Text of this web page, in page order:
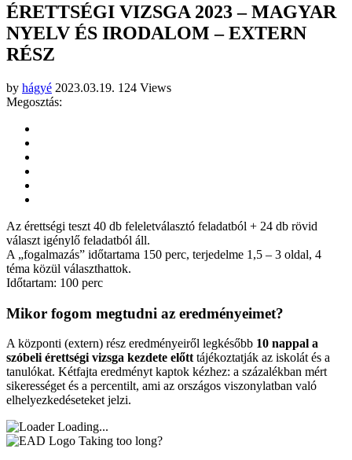
ÉRETTSÉGI VIZSGA 2023 – MAGYAR
NYELV ÉS IRODALOM – EXTERN
RÉSZ
by hágyé 2023.03.19. 124 Views
Megosztás:
Az érettségi teszt 40 db feleletválasztó feladatból + 24 db rövid
választ igénylő feladatból áll.
A „fogalmazás” időtartama 150 perc, terjedelme 1,5 – 3 oldal, 4
téma közül választhattok.
Időtartam: 100 perc
Mikor fogom megtudni az eredményeimet?
A központi (extern) rész eredményeiről legkésőbb 10 nappal a
szóbeli érettségi vizsga kezdete előtt tájékoztatják az iskolát és a
tanulókat. Kétfajta eredményt kaptok kézhez: a százalékban mért
sikerességet és a percentilt, ami az országos viszonylatban való
elhelyezkedéseteket jelzi.
Loading...
Taking too long?